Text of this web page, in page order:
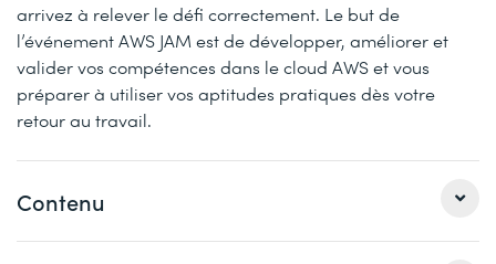
arrivez à relever le défi correctement. Le but de
l’événement AWS JAM est de développer, améliorer et
valider vos compétences dans le cloud AWS et vous
préparer à utiliser vos aptitudes pratiques dès votre
retour au travail.
Contenu